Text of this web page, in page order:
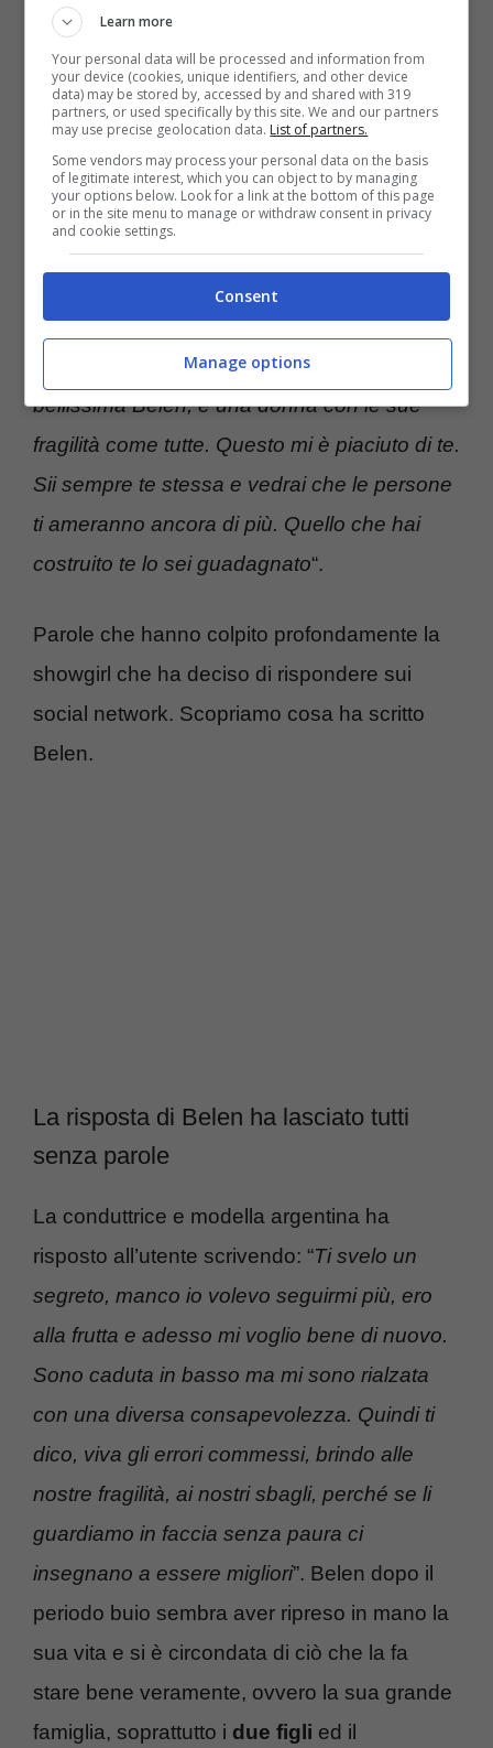
dimostrando ancor di più la propria
, proprio la risposta di Belen ad un
utente sta facendo il giro del web. Un fan le
ha scritto su Instagramsotto ad un post
Qualche tempo fa non mi andava più di
seguirti. Poi sei mancata per un po’ e sei
tornata semplicemente vera. Una mamma
che ama i suoi figli e che sta ancora
cercando la sua tranquillità sentimentale.
Che ci ha fatto capire che anche se è la
bellissima Belen, è una donna con le sue
fragilità come tutte. Questo mi è piaciuto di te.
Sii sempre te stessa e vedrai che le persone
ti ameranno ancora di più. Quello che hai
costruito te lo sei guadagnato“.
Parole che hanno colpito profondamente la
showgirl che ha deciso di rispondere sui
social network. Scopriamo cosa ha scritto
Belen.
La risposta di Belen ha lasciato tutti
senza parole
La conduttrice e modella argentina ha
risposto all’utente scrivendo: “Ti svelo un
segreto, manco io volevo seguirmi più, ero
alla frutta e adesso mi voglio bene di nuovo.
Sono caduta in basso ma mi sono rialzata
con una diversa consapevolezza. Quindi ti
dico, viva gli errori commessi, brindo alle
nostre fragilità, ai nostri sbagli, perché se li
guardiamo in faccia senza paura ci
insegnano a essere migliori”. Belen dopo il
periodo buio sembra aver ripreso in mano la
sua vita e si è circondata di ciò che la fa
stare bene veramente, ovvero la sua grande
famiglia, soprattutto i due figli ed il
Learn more
Your personal data will be processed and information from
your device (cookies, unique identifiers, and other device
data) may be stored by, accessed by and shared with 319
partners, or used specifically by this site. We and our partners
may use precise geolocation data. List of partners.
Some vendors may process your personal data on the basis
of legitimate interest, which you can object to by managing
your options below. Look for a link at the bottom of this page
or in the site menu to manage or withdraw consent in privacy
and cookie settings.
Consent
Manage options